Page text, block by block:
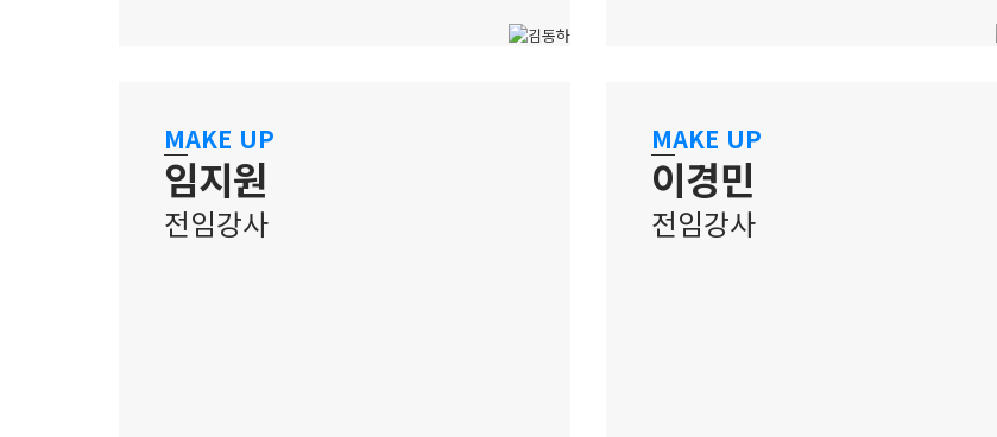
아티스트
학생의 성장을 함께하는 메이크업 강사
MAKE UP
임지원
전임강사
MAKE UP
이경민
전임강사